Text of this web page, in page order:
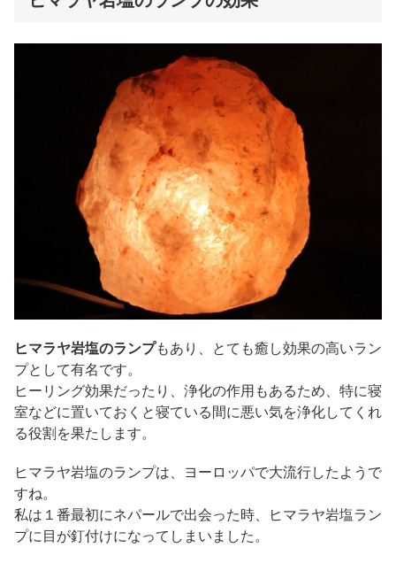
ヒマラヤ岩塩のランプもあり、とても癒し効果の高いラン
プとして有名です。
ヒーリング効果だったり、浄化の作用もあるため、特に寝
室などに置いておくと寝ている間に悪い気を浄化してくれ
る役割を果たします。
ヒマラヤ岩塩のランプは、ヨーロッパで大流行したようで
すね。
私は１番最初にネパールで出会った時、ヒマラヤ岩塩ラン
プに目が釘付けになってしまいました。